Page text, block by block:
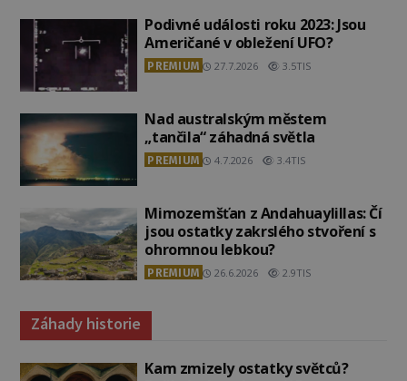
Podivné události roku 2023: Jsou
Američané v obležení UFO?
PREMIUM 27.7.2026 3.5TIS
Nad australským městem
„tančila“ záhadná světla
PREMIUM 4.7.2026 3.4TIS
Mimozemšťan z Andahuaylillas: Čí
jsou ostatky zakrslého stvoření s
ohromnou lebkou?
PREMIUM 26.6.2026 2.9TIS
Záhady historie
Kam zmizely ostatky světců?